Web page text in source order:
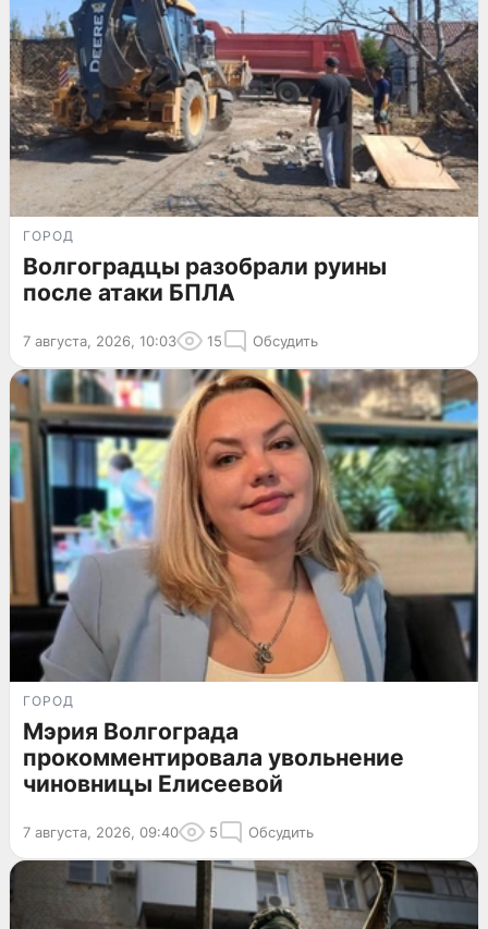
ГОРОД
Волгоградцы разобрали руины
после атаки БПЛА
7 августа, 2026, 10:03 15 Обсудить
ГОРОД
Мэрия Волгограда
прокомментировала увольнение
чиновницы Елисеевой
7 августа, 2026, 09:40 5 Обсудить